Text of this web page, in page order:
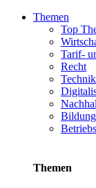
Themen
Top
Tarif-
Recht
Technik
Bildung
Themen